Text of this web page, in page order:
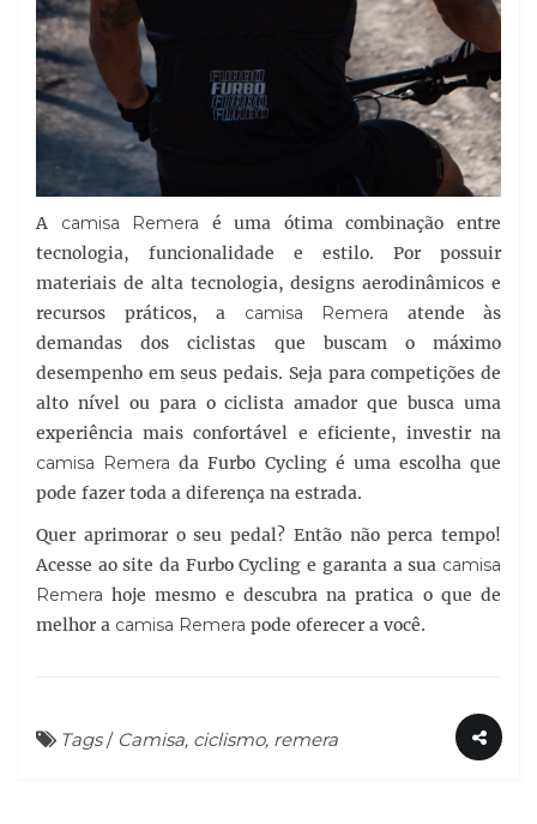
A camisa Remera é uma ótima combinação entre
tecnologia, funcionalidade e estilo. Por possuir
materiais de alta tecnologia, designs aerodinâmicos e
recursos práticos, a camisa Remera atende às
demandas dos ciclistas que buscam o máximo
desempenho em seus pedais. Seja para competições de
alto nível ou para o ciclista amador que busca uma
experiência mais confortável e eficiente, investir na
camisa Remera da Furbo Cycling é uma escolha que
pode fazer toda a diferença na estrada.
Quer aprimorar o seu pedal? Então não perca tempo!
Acesse ao site da Furbo Cycling e garanta a sua camisa
Remera hoje mesmo e descubra na pratica o que de
melhor a camisa Remera pode oferecer a você.
Tags/ Camisa, ciclismo, remera